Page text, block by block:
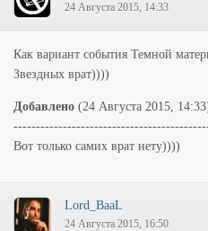
24 Августа 2015, 14:33
Как вариант события Темной
Звездных врат))))
Добавлено (24 Августа 2015,
Вот только самих врат нету))))
Lord_BaaL
24 Августа 2015, 16:50